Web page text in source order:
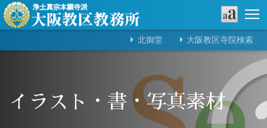
北御堂 大阪教区寺院検索
イラスト・書・写真素材